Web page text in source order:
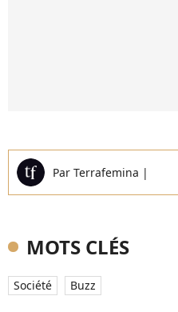
Par Terrafemina |
MOTS CLÉS
Société Buzz